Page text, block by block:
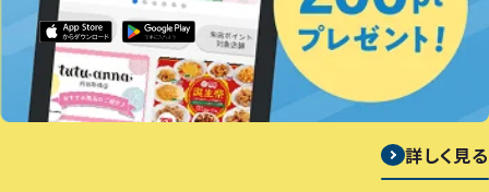
詳しく見る